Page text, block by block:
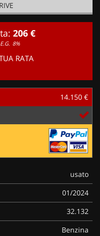
206 €
8%
RATA
14.150 €
usato
01/2024
32.132
Benzina